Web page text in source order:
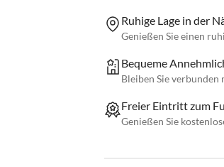
Ruhige Lage in der
Genießen Sie einen
Bequeme
Bleiben Sie
Freier Eintritt zum
Genießen Sie